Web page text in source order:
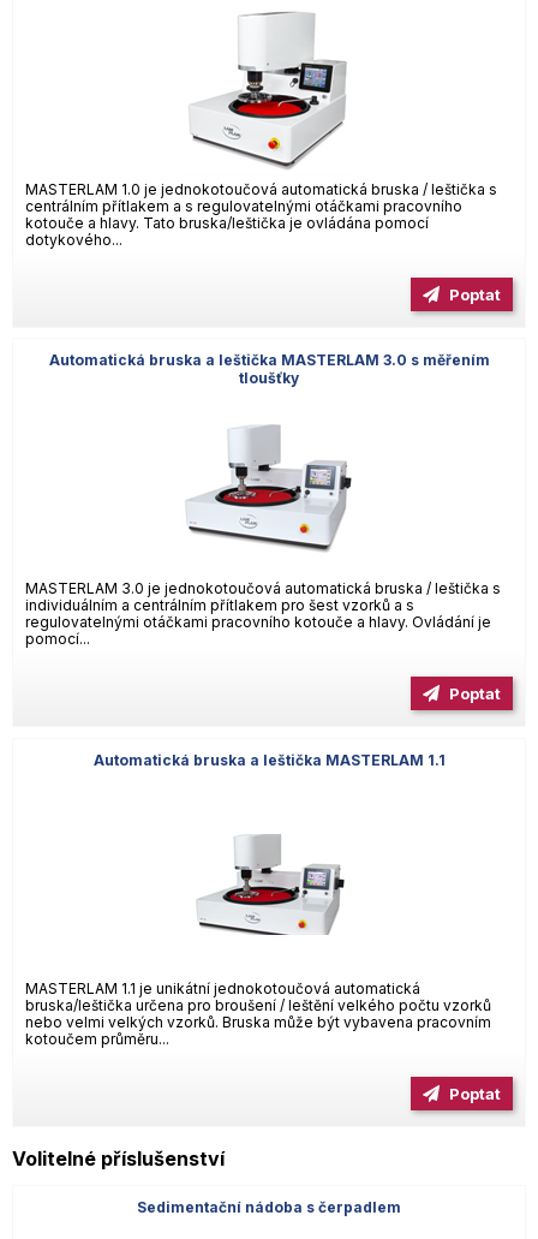
MASTERLAM 1.0 je jednokotoučová automatická bruska / leštička s
centrálním přítlakem a s regulovatelnými otáčkami pracovního
kotouče a hlavy. Tato bruska/leštička je ovládána pomocí
dotykového...
Poptat
Automatická bruska a leštička MASTERLAM 3.0 s měřením
tloušťky
MASTERLAM 3.0 je jednokotoučová automatická bruska / leštička s
individuálním a centrálním přítlakem pro šest vzorků a s
regulovatelnými otáčkami pracovního kotouče a hlavy. Ovládání je
pomocí...
Poptat
Automatická bruska a leštička MASTERLAM 1.1
MASTERLAM 1.1 je unikátní jednokotoučová automatická
bruska/leštička určena pro broušení / leštění velkého počtu vzorků
nebo velmi velkých vzorků. Bruska může být vybavena pracovním
kotoučem průměru...
Poptat
Volitelné příslušenství
Sedimentační nádoba s čerpadlem